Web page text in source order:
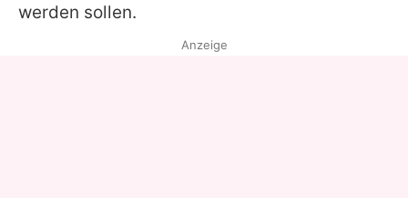
werden sollen.
Anzeige